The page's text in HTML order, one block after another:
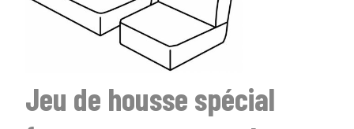
SÉLECTIONNEZ LE TYPE DE VOTRE VÉHICULE
Jeu de housse spécial